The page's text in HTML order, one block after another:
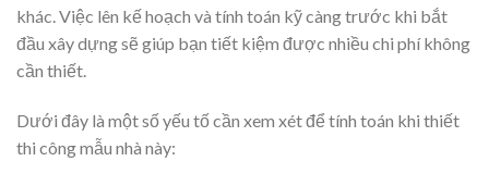
Tổng quan về chi phí xây dựng nhà 2 tầng 3
phòng ngủ 80m2
thể dao động từ 800 triệu đến vài tỷ đồng, phụ thuộc vào
nhiều yếu tố như chất lượng vật liệu xây dựng, giá bất động